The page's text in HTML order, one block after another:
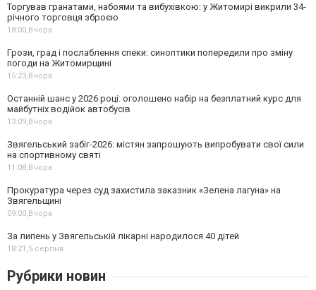
Торгував гранатами, набоями та вибухівкою: у Житомирі викрили 34-
річного торговця зброєю
18:00,Вчора
Грози, град і послаблення спеки: синоптики попередили про зміну
погоди на Житомирщині
15:23,Вчора
Останній шанс у 2026 році: оголошено набір на безплатний курс для
майбутніх водійок автобусів
13:09,Вчора
Звягельський забіг-2026: містян запрошують випробувати свої сили
на спортивному святі
11:08,Вчора
Прокуратура через суд захистила заказник «Зелена лагуна» на
Звягельщині
09:00,Вчора
За липень у Звягельській лікарні народилося 40 дітей
18:21,5 серпня
Рубрики новин